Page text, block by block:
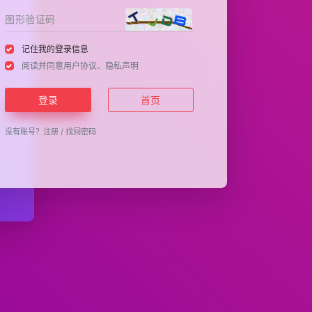
记住我的登录信息
阅读并同意用户协议、 隐私声明
登录 首页
没有账号？注册 /找回密码